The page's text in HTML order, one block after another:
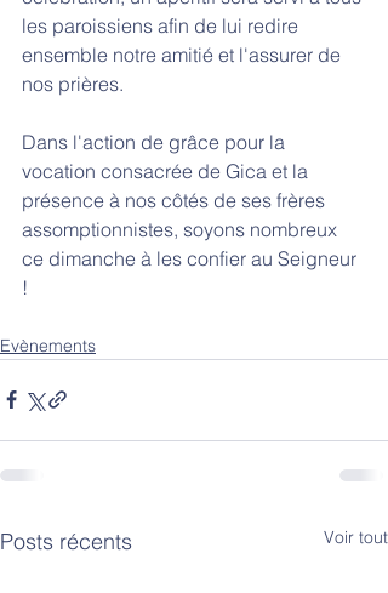
les paroissiens afin de lui redire
ensemble notre amitié et l'assurer de
nos prières.
Dans l'action de grâce pour la
vocation consacrée de Gica et la
présence à nos côtés de ses frères
assomptionnistes, soyons nombreux
ce dimanche à les confier au Seigneur
!
Evènements
Posts récents Voir tout